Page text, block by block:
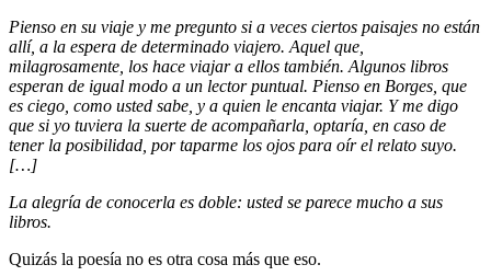
Pienso en su viaje y me pregunto si a veces ciertos paisajes no están
allí, a la espera de determinado viajero. Aquel que,
milagrosamente, los hace viajar a ellos también. Algunos libros
esperan de igual modo a un lector puntual. Pienso en Borges, que
es ciego, como usted sabe, y a quien le encanta viajar. Y me digo
que si yo tuviera la suerte de acompañarla, optaría, en caso de
tener la posibilidad, por taparme los ojos para oír el relato suyo.
[…]
La alegría de conocerla es doble: usted se parece mucho a sus
libros.
Quizás la poesía no es otra cosa más que eso.